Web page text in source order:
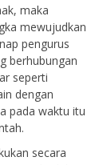
maka
mewujudkan
pengurus
berhubungan
seperti
dengan
pada waktu itu
secara